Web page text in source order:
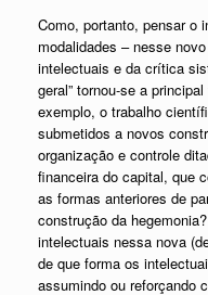
Como, portanto, pensar o
modalidades – nesse
intelectuais e da crítica
geral” tornou-se a
exemplo, o trabalho
submetidos a novos
organização e controle
financeira do capital, que
as formas anteriores de
construção da
intelectuais nessa nova
de que forma os
assumindo ou reforçando